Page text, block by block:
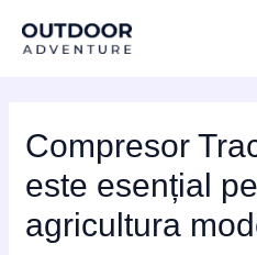
Compresor
este esențial
agricultura
navigation